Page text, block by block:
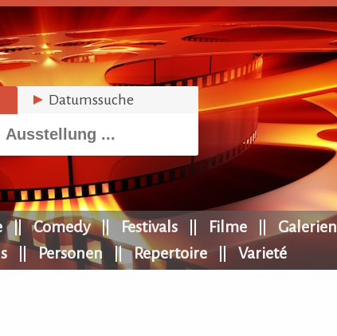
► Datumssuche
Comedy Festivals Filme Galerien
Personen Repertoire Varieté